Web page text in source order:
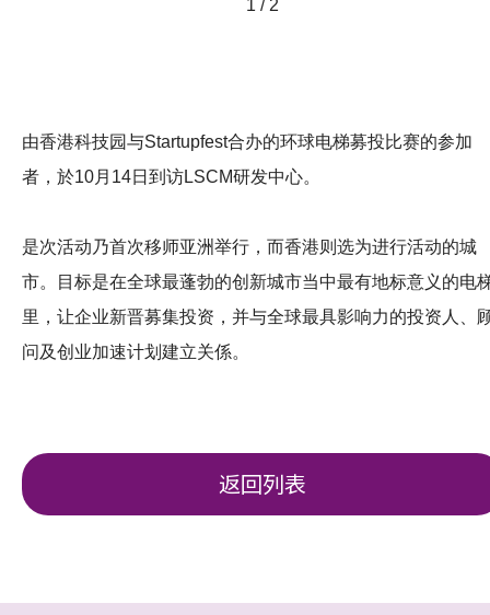
1 / 2
由香港科技园与Startupfest合办的环球电梯募投比赛的参加
者，於10月14日到访LSCM研发中心。
是次活动乃首次移师亚洲举行，而香港则选为进行活动的城
市。目标是在全球最蓬勃的创新城市当中最有地标意义的电
里，让企业新晋募集投资，并与全球最具影响力的投资人、
问及创业加速计划建立关係。
返回列表